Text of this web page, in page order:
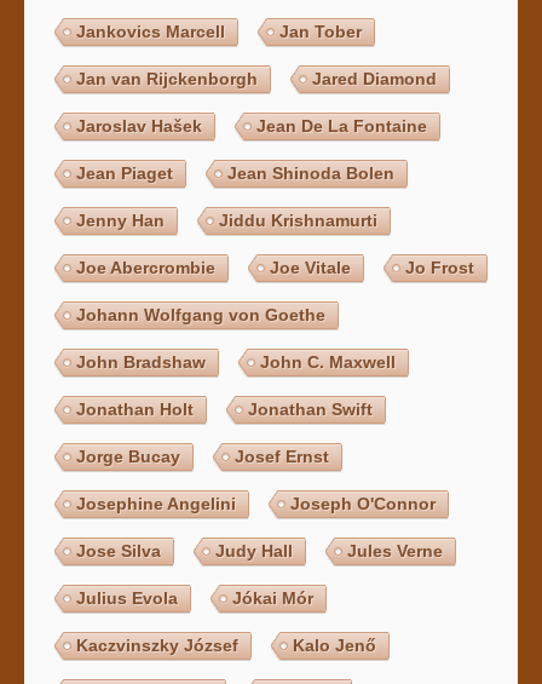
Jankovics Marcell Jan Tober
Jan van Rijckenborgh Jared Diamond
Jaroslav Hašek Jean De La Fontaine
Jean Piaget Jean Shinoda Bolen
Jenny Han Jiddu Krishnamurti
Joe Abercrombie Joe Vitale Jo Frost
Johann Wolfgang von Goethe
John Bradshaw John C. Maxwell
Jonathan Holt Jonathan Swift
Jorge Bucay Josef Ernst
Josephine Angelini Joseph O'Connor
Jose Silva Judy Hall Jules Verne
Julius Evola Jókai Mór
Kaczvinszky József Kalo Jenő